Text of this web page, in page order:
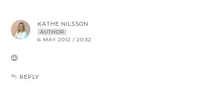
KÄTHE NILSSON
AUTHOR
6 MAY 2012 / 20:32
😉
REPLY